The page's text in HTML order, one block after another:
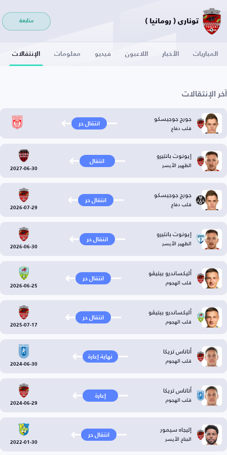
توناري ( رومانيا ) متابعة
المباريات الأخبار اللاعبون فيديو معلومات الإنتقالات
آخر الإنتقالات
جورج جوجيسكو
قلب دفاع انتقال حر
إيونوت بانتيرو
الظهير الأيسر انتقال
2027-06-30
جورج جوجيسكو
قلب دفاع انتقال حر
2026-07-29
إيونوت بانتيرو
الظهير الأيسر انتقال حر
2026-06-30
أليكساندرو بيتيڤو
قلب الهجوم انتقال حر
2026-06-25
أليكساندرو بيتيڤو
قلب الهجوم انتقال حر
2025-07-17
أتاناس تريكا
قلب الهجوم نهاية إعارة
2024-06-30
أتاناس تريكا
قلب الهجوم إعارة
2024-06-29
إليجاه سيمور
الجناح الأيسر انتقال حر
2022-01-30